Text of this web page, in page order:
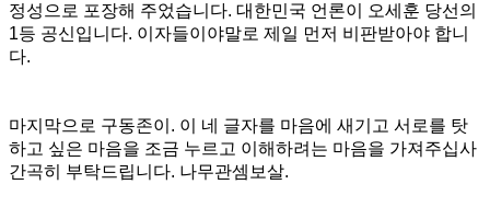
정성으로 포장해 주었습니다. 대한민국 언론이 오세훈 당선의
1등 공신입니다. 이자들이야말로 제일 먼저 비판받아야 합니
다.
마지막으로 구동존이. 이 네 글자를 마음에 새기고 서로를 탓
하고 싶은 마음을 조금 누르고 이해하려는 마음을 가져주십사
간곡히 부탁드립니다. 나무관셈보살.